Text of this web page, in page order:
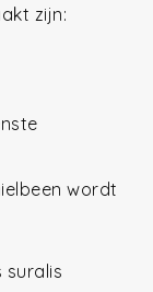
zijn:
wordt
suralis